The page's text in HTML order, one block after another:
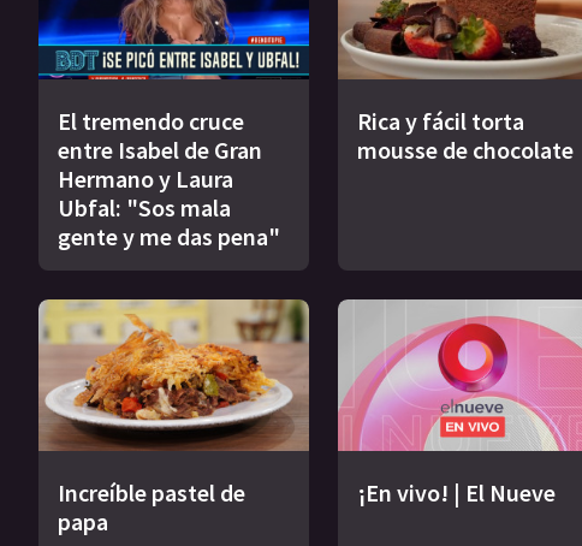
El tremendo cruce
entre Isabel de Gran
Hermano y Laura
Ubfal: "Sos mala
gente y me das pena"
Rica y fácil torta
mousse de chocolate
Increíble pastel de
papa
¡En vivo! | El Nueve